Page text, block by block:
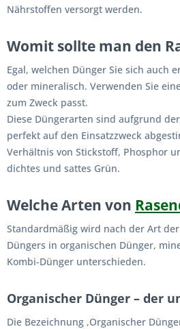
Nährstoffen versorgt werden.
Womit sollte man den
Egal, welchen Dünger Sie sich auch
oder mineralisch. Verwenden Sie
zum Zweck passt.
Diese Düngerarten sind aufgrund
perfekt auf den Einsatzzweck
Verhältnis von Stickstoff, Phosphor
dichtes und sattes Grün.
Welche Arten von
Standardmäßig wird nach der Art
Düngers in organischen Dünger,
Kombi-Dünger unterschieden.
Organischer Dünger – der
Die Bezeichnung ‚Organischer